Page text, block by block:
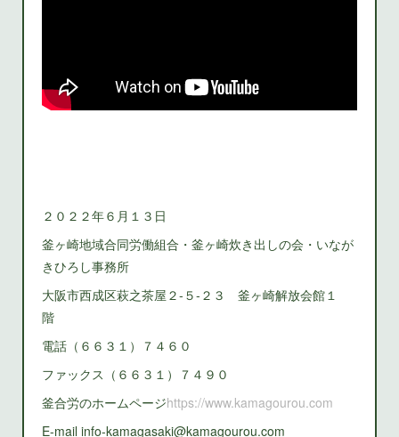
２０２２年６月１３日
釜ヶ崎地域合同労働組合・釜ヶ崎炊き出しの会・いなが
きひろし事務所
大阪市西成区萩之茶屋２‐５‐２３ 釜ヶ崎解放会館１
階
電話（６６３１）７４６０
ファックス（６６３１）７４９０
釜合労のホームページhttps://www.kamagourou.com
E-mail info-kamagasaki@kamagourou.com